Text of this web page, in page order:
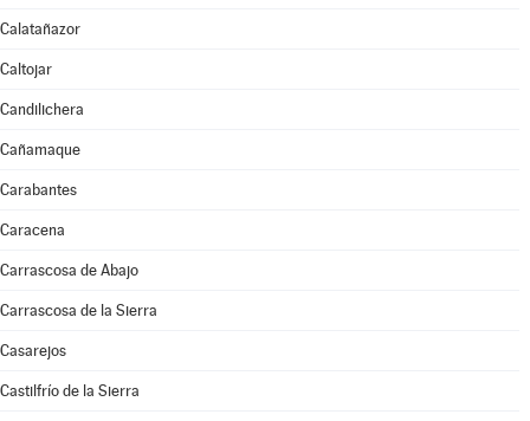
Calatañazor
Caltojar
Candilichera
Cañamaque
Carabantes
Caracena
Carrascosa de Abajo
Carrascosa de la Sierra
Casarejos
Castilfrío de la Sierra